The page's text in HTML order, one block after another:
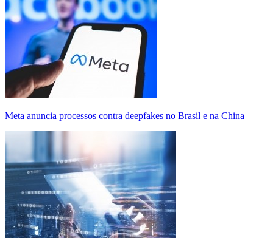
Meta anuncia processos contra deepfakes no Brasil e na China